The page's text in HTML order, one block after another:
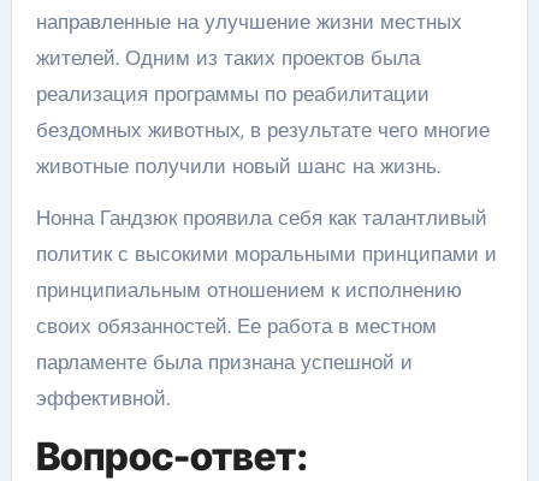
направленные на улучшение жизни местных
жителей. Одним из таких проектов была
реализация программы по реабилитации
бездомных животных, в результате чего многие
животные получили новый шанс на жизнь.
Нонна Гандзюк проявила себя как талантливый
политик с высокими моральными принципами и
принципиальным отношением к исполнению
своих обязанностей. Ее работа в местном
парламенте была признана успешной и
эффективной.
Вопрос-ответ: